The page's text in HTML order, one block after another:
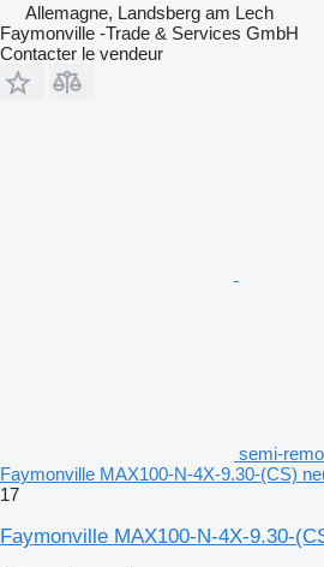
Allemagne, Landsberg am Lech
Faymonville -Trade & Services GmbH
Contacter le vendeur
semi-
Faymonville MAX100-N-4X-9.30-(CS)
17
Faymonville MAX100-N-4X-9.30-